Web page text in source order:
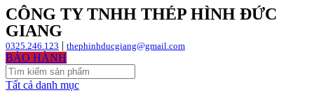
CÔNG TY TNHH THÉP HÌNH ĐỨC
GIANG
0325.246.123 | thephinhducgiang@gmail.com
BẢO HÀNH
Tất cả danh mục